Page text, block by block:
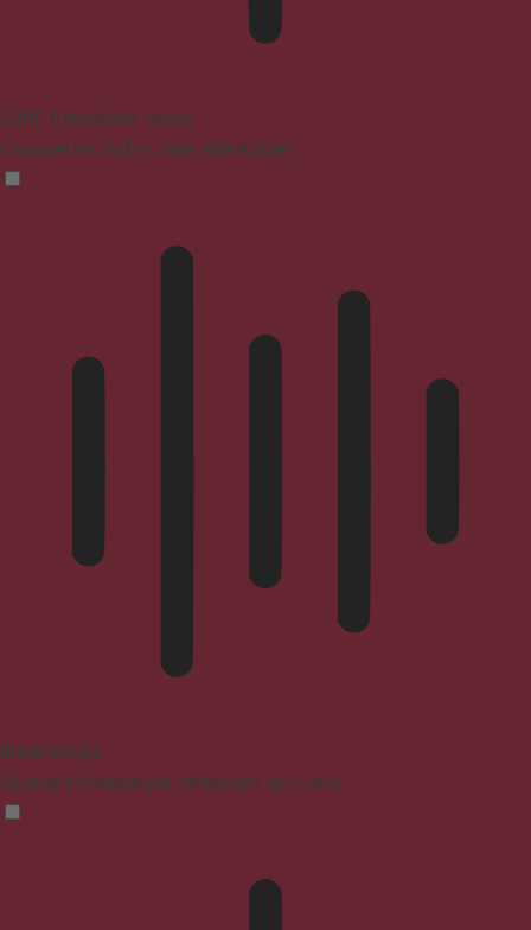
ADHD-freundlicher Modus
Fokussiertes Surfen, ohne Ablenkungen
Blindenmodus
Reduziert Ablenkungen, verbessert den Fokus